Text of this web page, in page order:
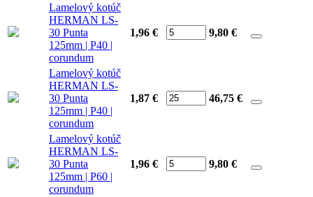
Lamelový kotúč
HERMAN LS-
30 Punta
125mm | P40 |
corundum
1,96 € 9,80 €
Lamelový kotúč
HERMAN LS-
30 Punta
125mm | P40 |
corundum
1,87 € 46,75 €
Lamelový kotúč
HERMAN LS-
30 Punta
125mm | P60 |
corundum
1,96 € 9,80 €